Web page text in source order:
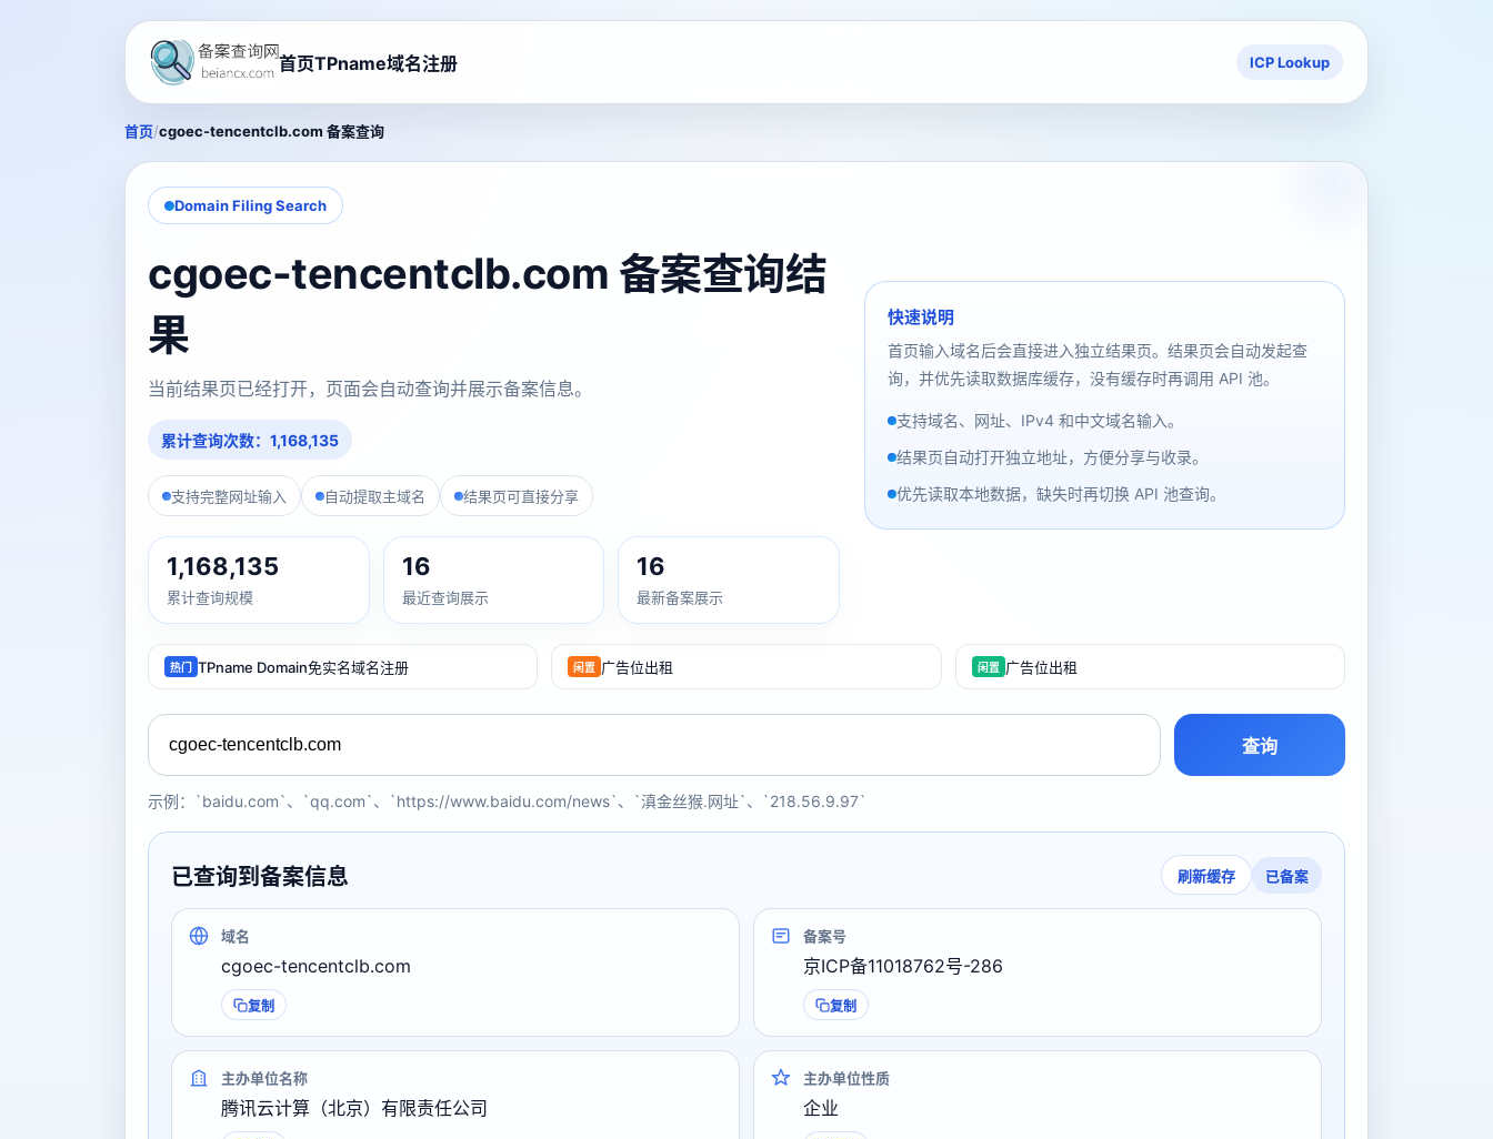
首页TPname域名注册 ICP Lookup
首页/cgoec-tencentclb.com 备案查询
Domain Filing Search
cgoec-tencentclb.com 备案查询结
果
当前结果页已经打开，页面会自动查询并展示备案信息。
累计查询次数：1,168,135
支持完整网址输入 自动提取主域名 结果页可直接分享
1,168,135
累计查询规模
16
最近查询展示
16
最新备案展示
快速说明
首页输入域名后会直接进入独立结果页。结果页会自动发起查
询，并优先读取数据库缓存，没有缓存时再调用 API 池。
支持域名、网址、IPv4 和中文域名输入。
结果页自动打开独立地址，方便分享与收录。
优先读取本地数据，缺失时再切换 API 池查询。
热门 TPname Domain免实名域名注册 闲置 广告位出租 闲置 广告位出租
查询
示例：`baidu.com`、`qq.com`、`https://www.baidu.com/news`、`滇金丝猴.网址`、`218.56.9.97`
已查询到备案信息 刷新缓存 已备案
域名
cgoec-tencentclb.com
复制
备案号
京ICP备11018762号-286
复制
主办单位名称
腾讯云计算（北京）有限责任公司
主办单位性质
企业